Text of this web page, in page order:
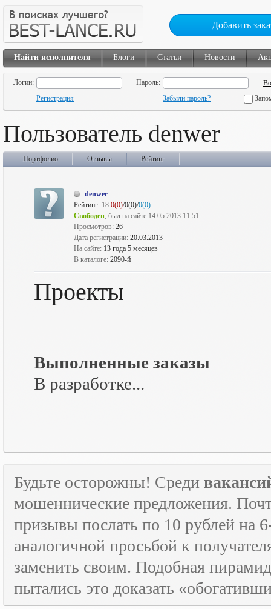
Добавить
Найти исполнителя Блоги Статьи Новости
Логин:
Пароль:
Регистрация
Забыли пароль?
Пользователь denwer
Портфолио Отзывы Рейтинг
denwer
Рейтинг: 18 0(0)/0(0)/0(0)
Свободен, был на сайте 14.05.2013 11:51
Просмотров: 26
Дата регистрации: 20.03.2013
На сайте: 13 года 5 месяцев
В каталоге: 2090-й
Проекты
Выполненные заказы
В разработке...
Будьте осторожны! Среди
мошеннические предложения.
призывы послать по 10 рублей на
аналогичной просьбой к
заменить своим. Подобная
пытались это доказать